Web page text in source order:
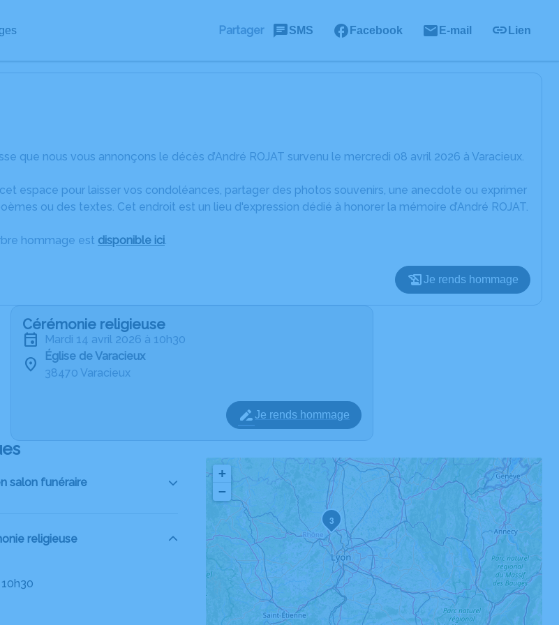
Partager SMS Facebook E-mail Lien
que nous vous annonçons le décès d’André ROJAT survenu le mercredi 08 avril 2026 à Varacieux.
espace pour laisser vos condoléances, partager des photos souvenirs, une anecdote ou exprimer
ou des textes. Cet endroit est un lieu d'expression dédié à honorer la mémoire d’André ROJAT.
hommage est disponible ici.
Je rends hommage
Cérémonie religieuse
mardi 14 avril 2026 à 10h30
Église de Varacieux
38470 Varacieux
Je rends hommage
salon funéraire
religieuse
10h30
3
+
−